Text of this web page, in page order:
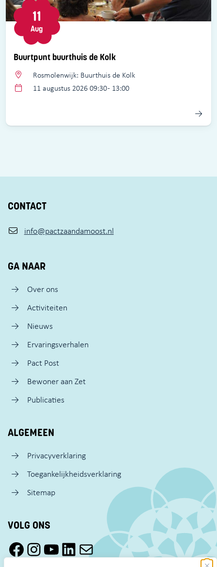
Buurtpunt buurthuis de Kolk
11
Aug
Rosmolenwijk: Buurthuis de Kolk
11 augustus 2026 09:30 - 13:00
CONTACT
info@pactzaandamoost.nl
GA NAAR
Over ons
Activiteiten
Nieuws
Ervaringsverhalen
Pact Post
Bewoner aan Zet
Publicaties
ALGEMEEN
Privacyverklaring
Toegankelijkheidsverklaring
Sitemap
VOLG ONS
Facebook Pact Zaandam OostInstagram Pact Zaandam OostYouTube Pact Zaandam OostLinkedIn
Mail